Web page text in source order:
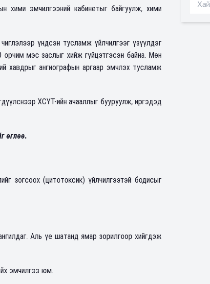
эмчилгээний кабинетыг байгуулж, хими
үндсэн тусламж үйлчилгээг үзүүлдэг
мэс заслыг хийж гүйцэтгэсэн байна. Мөн
хавдрыг ангиографын аргаар эмчлэх тусламж
ХСҮТ-ийн ачааллыг бууруулж, иргэдэд
өглөө.
зогсоох (цитотоксик) үйлчилгээтэй бодисыг
Аль үе шатанд ямар зорилгоор хийгдэж
эмчилгээ юм.